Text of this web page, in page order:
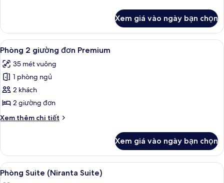
Comfort
Twin
Room
Xem giá vào ngày bạn chọn
Xem
tất
cả
ảnh
Phòng
2
giường
đơn
Phòng 2 giường đơn Premium | Bộ
7
Phòng 2 giường đơn Premium
35 mét vuông
1 phòng ngủ
2 khách
2 giường đơn
Xem thêm chi tiết
Chi
Phòng
giường
Xem giá vào ngày bạn chọn
Xem
tất
Bộ đồ giường cao cấp, két bảo mật
6
Phòng Suite (Niranta Suite)